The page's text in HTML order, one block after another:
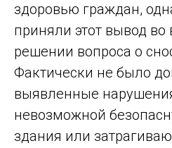
здоровью граждан,
приняли этот вывод
решении вопроса о
Фактически не было
выявленные
невозможной
здания или